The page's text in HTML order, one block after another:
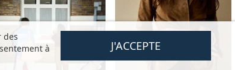
des
à
J'ACCEPTE